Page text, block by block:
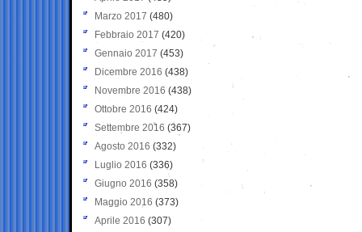
Marzo 2017 (480)
Febbraio 2017 (420)
Gennaio 2017 (453)
Dicembre 2016 (438)
Novembre 2016 (438)
Ottobre 2016 (424)
Settembre 2016 (367)
Agosto 2016 (332)
Luglio 2016 (336)
Giugno 2016 (358)
Maggio 2016 (373)
Aprile 2016 (307)